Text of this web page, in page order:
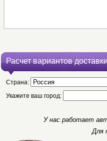
Расчет вариантов
Страна:
Укажите ваш город:
У нас работает
Для